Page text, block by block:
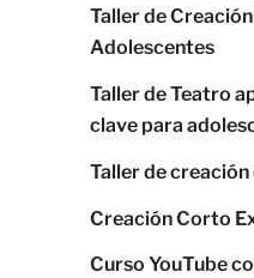
Taller de
Adolescentes
Taller de Teatro
clave para
Taller de
Creación Corto
Curso YouTube